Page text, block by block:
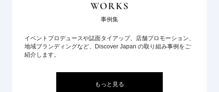
WORKS
事例集
イベントプロデュースや誌面タイアップ、店舗プロモーション、
地域ブランディングなど、Discover Japan の取り組み事例をご
紹介します。
もっと見る